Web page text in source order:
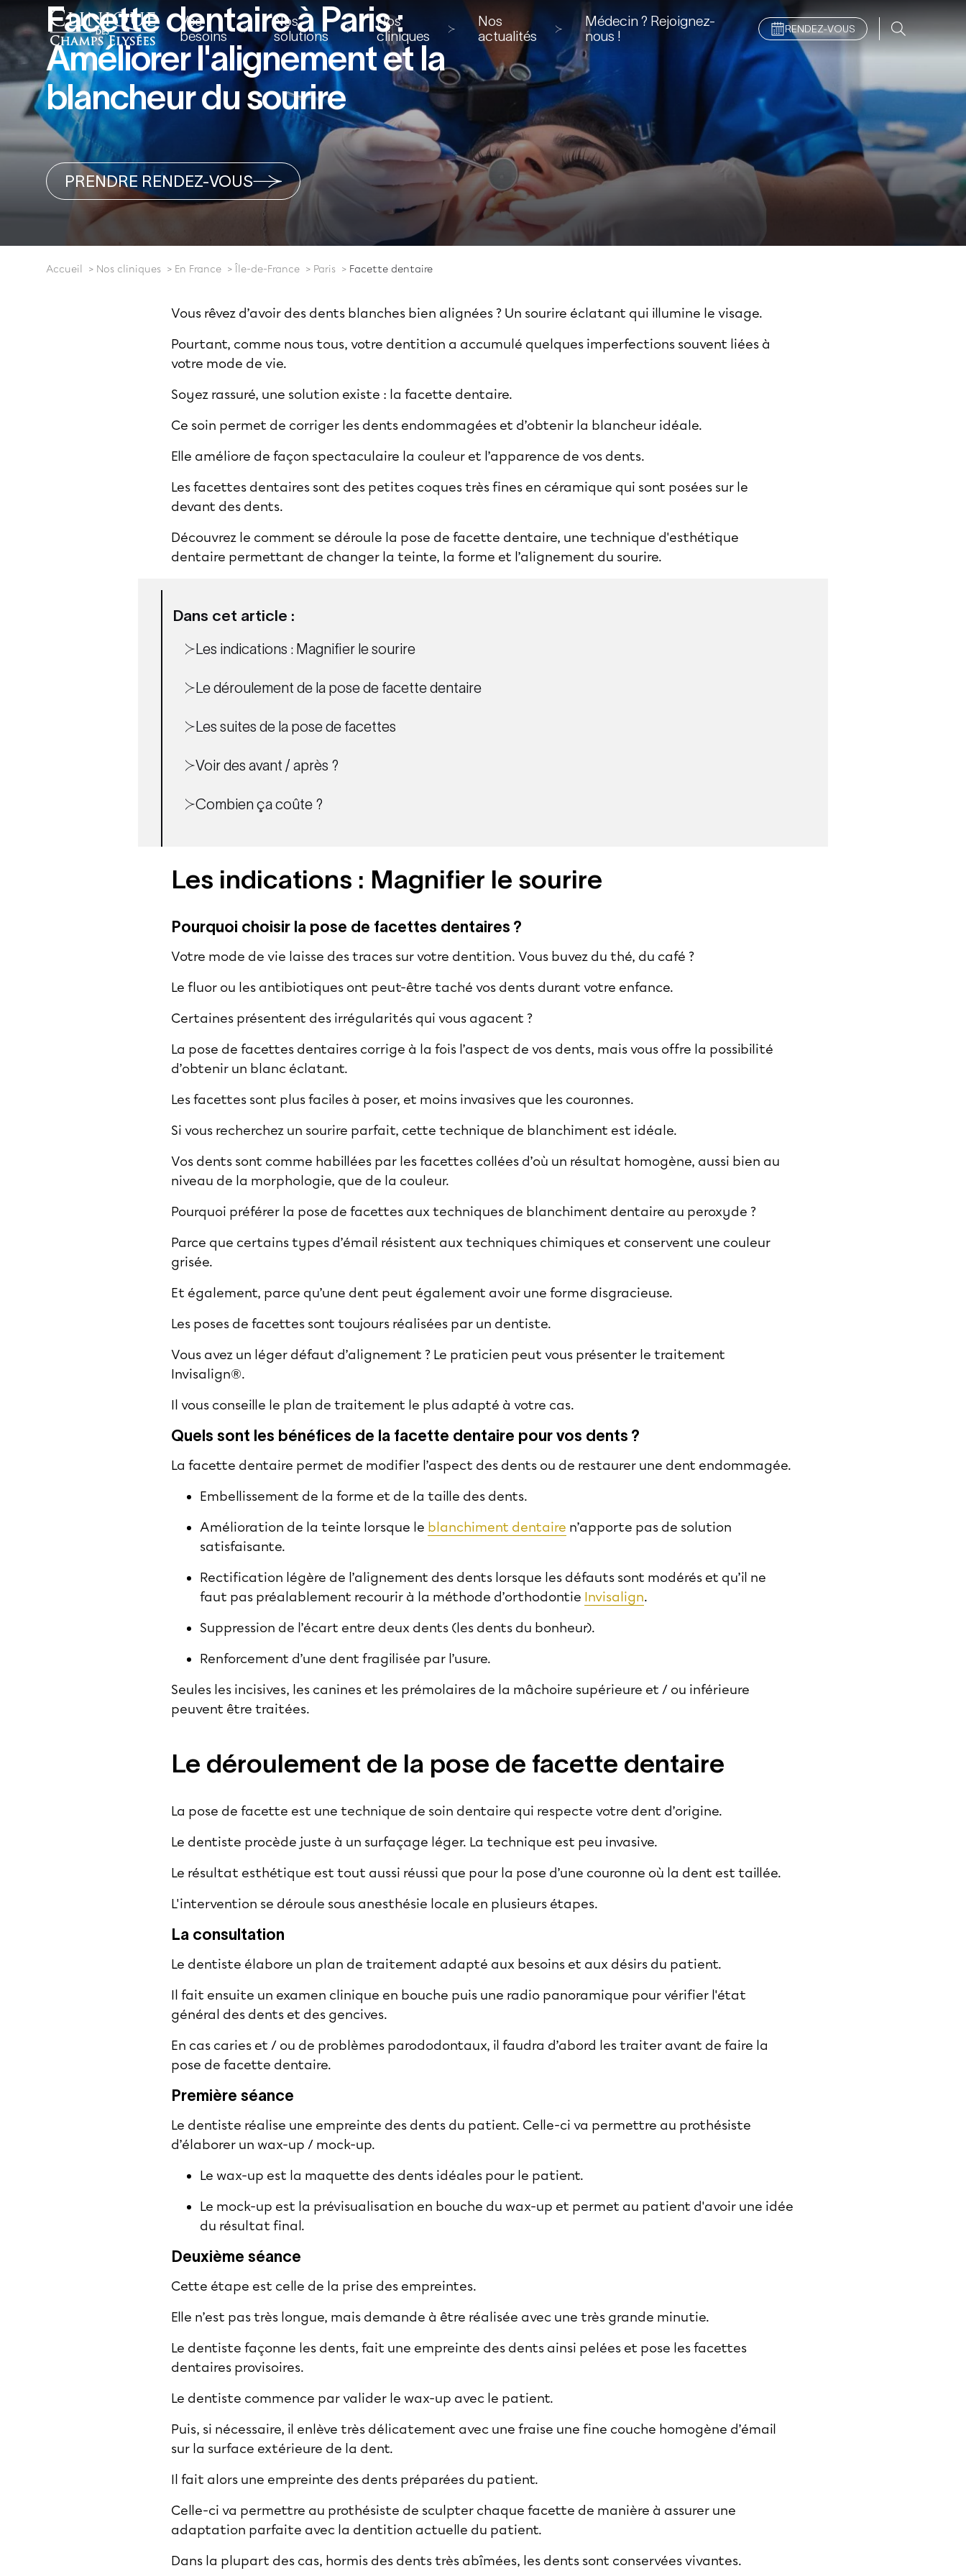
Vos
besoins
Nos
solutions
Nos
cliniques
Nos
actualités
Médecin ? Rejoignez-
nous !
RENDEZ-VOUS
Facette dentaire à Paris :
Améliorer l'alignement et la
blancheur du sourire
PRENDRE RENDEZ-VOUS
Accueil Nos cliniques En France Île-de-France Paris Facette dentaire
Dans cet article :
Les indications : Magnifier le sourire
Le déroulement de la pose de facette dentaire
Les suites de la pose de facettes
Voir des avant / après ?
Combien ça coûte ?
Vous rêvez d’avoir des dents blanches bien alignées ? Un sourire éclatant qui illumine le visage.
Pourtant, comme nous tous, votre dentition a accumulé quelques imperfections souvent liées à
votre mode de vie.
Soyez rassuré, une solution existe : la facette dentaire.
Ce soin permet de corriger les dents endommagées et d’obtenir la blancheur idéale.
Elle améliore de façon spectaculaire la couleur et l’apparence de vos dents.
Les facettes dentaires sont des petites coques très fines en céramique qui sont posées sur le
devant des dents.
Découvrez le comment se déroule la pose de facette dentaire, une technique d'esthétique
dentaire permettant de changer la teinte, la forme et l’alignement du sourire.
Les indications : Magnifier le sourire
Pourquoi choisir la pose de facettes dentaires ?
Votre mode de vie laisse des traces sur votre dentition. Vous buvez du thé, du café ?
Le fluor ou les antibiotiques ont peut-être taché vos dents durant votre enfance.
Certaines présentent des irrégularités qui vous agacent ?
La pose de facettes dentaires corrige à la fois l’aspect de vos dents, mais vous offre la possibilité
d’obtenir un blanc éclatant.
Les facettes sont plus faciles à poser, et moins invasives que les couronnes.
Si vous recherchez un sourire parfait, cette technique de blanchiment est idéale.
Vos dents sont comme habillées par les facettes collées d’où un résultat homogène, aussi bien au
niveau de la morphologie, que de la couleur.
Pourquoi préférer la pose de facettes aux techniques de blanchiment dentaire au peroxyde ?
Parce que certains types d’émail résistent aux techniques chimiques et conservent une couleur
grisée.
Et également, parce qu’une dent peut également avoir une forme disgracieuse.
Les poses de facettes sont toujours réalisées par un dentiste.
Vous avez un léger défaut d’alignement ? Le praticien peut vous présenter le traitement
Invisalign®.
Il vous conseille le plan de traitement le plus adapté à votre cas.
Quels sont les bénéfices de la facette dentaire pour vos dents ?
La facette dentaire permet de modifier l’aspect des dents ou de restaurer une dent endommagée.
Embellissement de la forme et de la taille des dents.
Amélioration de la teinte lorsque le blanchiment dentaire n’apporte pas de solution
satisfaisante.
Rectification légère de l’alignement des dents lorsque les défauts sont modérés et qu’il ne
faut pas préalablement recourir à la méthode d’orthodontie Invisalign.
Suppression de l’écart entre deux dents (les dents du bonheur).
Renforcement d’une dent fragilisée par l’usure.
Seules les incisives, les canines et les prémolaires de la mâchoire supérieure et / ou inférieure
peuvent être traitées.
Le déroulement de la pose de facette dentaire
La pose de facette est une technique de soin dentaire qui respecte votre dent d’origine.
Le dentiste procède juste à un surfaçage léger. La technique est peu invasive.
Le résultat esthétique est tout aussi réussi que pour la pose d’une couronne où la dent est taillée.
L'intervention se déroule sous anesthésie locale en plusieurs étapes.
La consultation
Le dentiste élabore un plan de traitement adapté aux besoins et aux désirs du patient.
Il fait ensuite un examen clinique en bouche puis une radio panoramique pour vérifier l'état
général des dents et des gencives.
En cas caries et / ou de problèmes parododontaux, il faudra d’abord les traiter avant de faire la
pose de facette dentaire.
Première séance
Le dentiste réalise une empreinte des dents du patient. Celle-ci va permettre au prothésiste
d’élaborer un wax-up / mock-up.
Le wax-up est la maquette des dents idéales pour le patient.
Le mock-up est la prévisualisation en bouche du wax-up et permet au patient d'avoir une idée
du résultat final.
Deuxième séance
Cette étape est celle de la prise des empreintes.
Elle n’est pas très longue, mais demande à être réalisée avec une très grande minutie.
Le dentiste façonne les dents, fait une empreinte des dents ainsi pelées et pose les facettes
dentaires provisoires.
Le dentiste commence par valider le wax-up avec le patient.
Puis, si nécessaire, il enlève très délicatement avec une fraise une fine couche homogène d’émail
sur la surface extérieure de la dent.
Il fait alors une empreinte des dents préparées du patient.
Celle-ci va permettre au prothésiste de sculpter chaque facette de manière à assurer une
adaptation parfaite avec la dentition actuelle du patient.
Dans la plupart des cas, hormis des dents très abîmées, les dents sont conservées vivantes.